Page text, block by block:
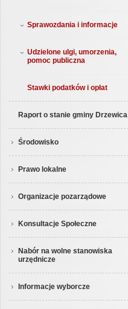
Sprawozdania i informacje
Udzielone ulgi, umorzenia,
pomoc publiczna
Stawki podatków i opłat
Raport o stanie gminy Drzewica
Środowisko
Prawo lokalne
Organizacje pozarządowe
Konsultacje Społeczne
Nabór na wolne stanowiska
urzędnicze
Informacje wyborcze